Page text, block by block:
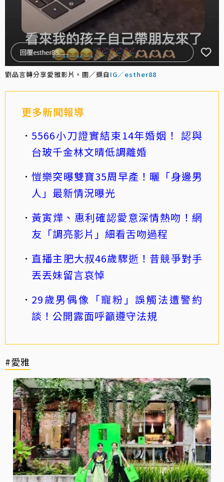
劉品言轉分享愛雅影片。圖／擷自 IG／esther88
更多新聞報導
5566小刀證實結束14年婚姻！ 認與
台玻千金林文晴低調離婚
愷樂突曝雙寶35周早產！曬「身邊男
人」最新情況曝光
黃寅燁、惠利確認愛意深情熱吻！網
友「調亮影片」細看舌吻過程
直播主肥大叔46歲驟逝！昔競爭對手
丟丟妹留言哀悼
29歲男偶像「寵粉」誤觸法遭警約
談！公開露面呼籲遵守法規
#愛雅